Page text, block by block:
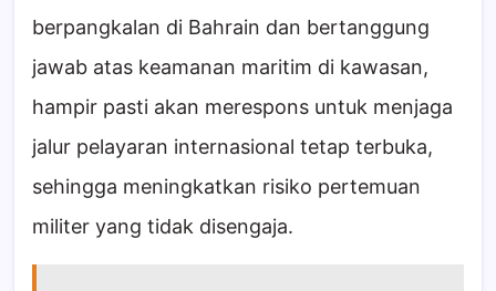
berpangkalan di Bahrain dan bertanggung
jawab atas keamanan maritim di kawasan,
hampir pasti akan merespons untuk menjaga
jalur pelayaran internasional tetap terbuka,
sehingga meningkatkan risiko pertemuan
militer yang tidak disengaja.